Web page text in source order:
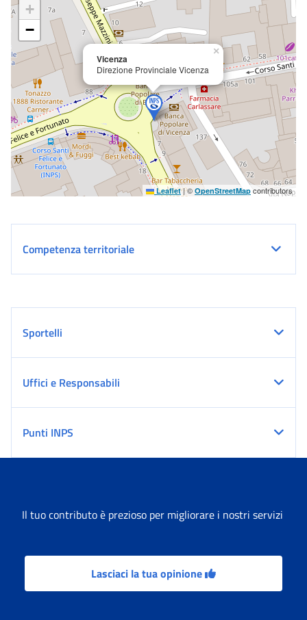
Vicenza
Direzione Provinciale Vicenza
×
+
−
Leaflet |© OpenStreetMap contributors
Competenza territoriale
Sportelli
Uffici e Responsabili
Punti INPS
Il tuo contributo è prezioso per migliorare i nostri servizi
Lasciaci la tua opinione